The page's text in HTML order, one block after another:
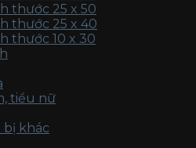
thước 25 x 50
thước 25 x 40
thước 10 x 30
tiểu nữ
bị khác